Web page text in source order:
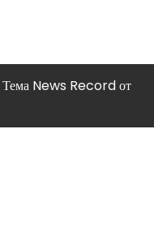
Тема News Record от